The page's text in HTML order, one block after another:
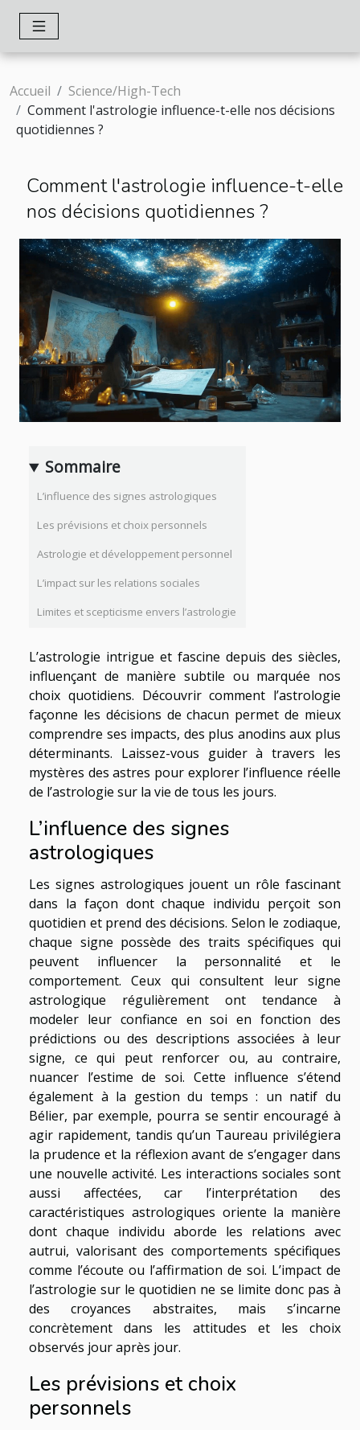
Accueil
Science/High-Tech
Comment l'astrologie influence-t-elle nos décisions
quotidiennes ?
Comment l'astrologie influence-t-elle
nos décisions quotidiennes ?
Sommaire
L’influence des signes astrologiques
Les prévisions et choix personnels
Astrologie et développement personnel
L’impact sur les relations sociales
Limites et scepticisme envers l’astrologie
L’astrologie intrigue et fascine depuis des siècles,
influençant de manière subtile ou marquée nos
choix quotidiens. Découvrir comment l’astrologie
façonne les décisions de chacun permet de mieux
comprendre ses impacts, des plus anodins aux plus
déterminants. Laissez-vous guider à travers les
mystères des astres pour explorer l’influence réelle
de l’astrologie sur la vie de tous les jours.
L’influence des signes
astrologiques
Les signes astrologiques jouent un rôle fascinant
dans la façon dont chaque individu perçoit son
quotidien et prend des décisions. Selon le zodiaque,
chaque signe possède des traits spécifiques qui
peuvent influencer la personnalité et le
comportement. Ceux qui consultent leur signe
astrologique régulièrement ont tendance à
modeler leur confiance en soi en fonction des
prédictions ou des descriptions associées à leur
signe, ce qui peut renforcer ou, au contraire,
nuancer l’estime de soi. Cette influence s’étend
également à la gestion du temps : un natif du
Bélier, par exemple, pourra se sentir encouragé à
agir rapidement, tandis qu’un Taureau privilégiera
la prudence et la réflexion avant de s’engager dans
une nouvelle activité. Les interactions sociales sont
aussi affectées, car l’interprétation des
caractéristiques astrologiques oriente la manière
dont chaque individu aborde les relations avec
autrui, valorisant des comportements spécifiques
comme l’écoute ou l’affirmation de soi. L’impact de
l’astrologie sur le quotidien ne se limite donc pas à
des croyances abstraites, mais s’incarne
concrètement dans les attitudes et les choix
observés jour après jour.
Les prévisions et choix
personnels